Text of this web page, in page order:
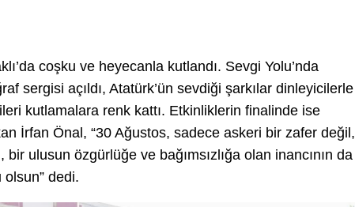
coşku ve heyecanla kutlandı. Sevgi Yolu’nda
sergisi açıldı, Atatürk’ün sevdiği şarkılar dinleyicilerle
kutlamalara renk kattı. Etkinliklerin finalinde ise
İrfan Önal, “30 Ağustos, sadece askeri bir zafer değil,
ulusun özgürlüğe ve bağımsızlığa olan inancının da
dedi.